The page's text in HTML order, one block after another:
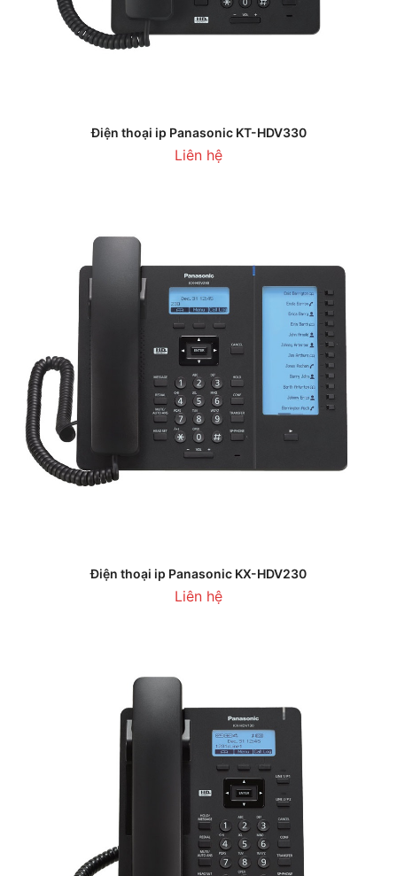
Điện thoại ip Panasonic KT-HDV330
Liên hệ
Điện thoại ip Panasonic KX-HDV230
Liên hệ